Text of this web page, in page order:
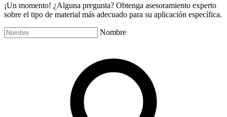
¡Un momento! ¿Alguna pregunta? Obtenga asesoramiento experto
sobre el tipo de material más adecuado para su aplicación específica.
Nombre